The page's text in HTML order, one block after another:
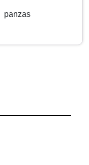
panzas